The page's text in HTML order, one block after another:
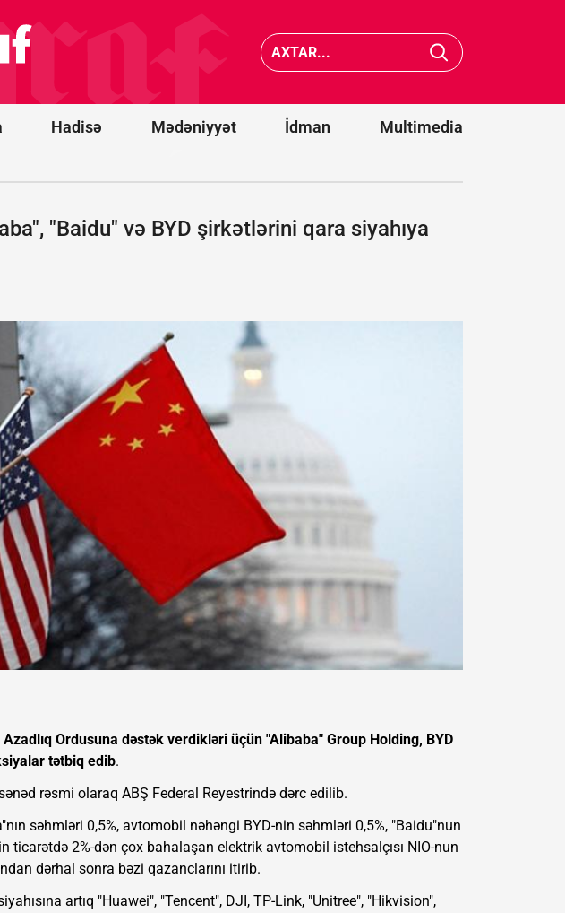
Hadisə Mədəniyyət İdman Multimedia
Vens və Modi
Hindistan
əməkdaşlığını
ediblər
"Baidu" və BYD şirkətlərini qara siyahıya
Ordusuna dəstək verdikləri üçün "Alibaba" Group Holding, BYD
tətbiq edib.
rəsmi olaraq ABŞ Federal Reyestrində dərc edilib.
səhmləri 0,5%, avtomobil nəhəngi BYD-nin səhmləri 0,5%, "Baidu"nun
ticarətdə 2%-dən çox bahalaşan elektrik avtomobil istehsalçısı NIO-nun
dərhal sonra bəzi qazanclarını itirib.
artıq "Huawei", "Tencent", DJI, TP-Link, "Unitree", "Hikvision",